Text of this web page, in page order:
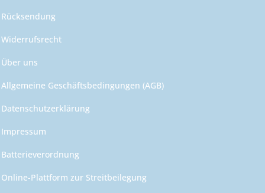
Rücksendung
Widerrufsrecht
Über uns
Allgemeine Geschäftsbedingungen (AGB)
Datenschutzerklärung
Impressum
Batterieverordnung
Online-Plattform zur Streitbeilegung